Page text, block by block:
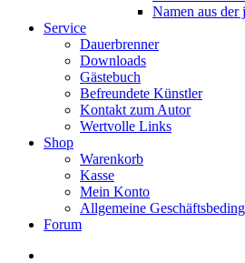
Namen aus der
Service
Dauerbrenner
Downloads
Gästebuch
Befreundete Künstler
Kontakt zum Autor
Wertvolle Links
Shop
Warenkorb
Kasse
Mein Konto
Allgemeine
Forum